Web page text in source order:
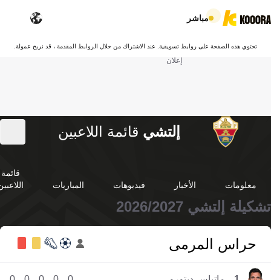
مباشر
تحتوي هذه الصفحة على روابط تسويقية. عند الاشتراك من خلال الروابط المقدمة ، قد نربح عمولة.
إعلان
إلتشي قائمة اللاعبين
معلومات الأخبار فيديوهات المباريات
قائمة
تشكيلة إلتشي 2026/2027
حراس المرمى